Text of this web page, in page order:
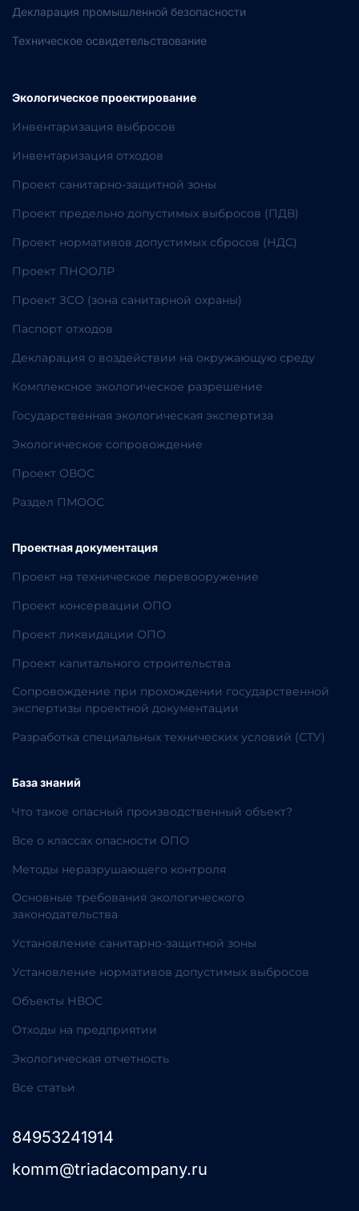
Декларация промышленной безопасности
Техническое освидетельствование
Экологическое проектирование
Инвентаризация выбросов
Инвентаризация отходов
Проект санитарно-защитной зоны
Проект предельно допустимых выбросов (ПДВ)
Проект нормативов допустимых сбросов (НДС)
Проект ПНООЛР
Проект ЗСО (зона санитарной охраны)
Паспорт отходов
Декларация о воздействии на окружающую среду
Комплексное экологическое разрешение
Государственная экологическая экспертиза
Экологическое сопровождение
Проект ОВОС
Раздел ПМООС
Проектная документация
Проект на техническое перевооружение
Проект консервации ОПО
Проект ликвидации ОПО
Проект капитального строительства
Сопровождение при прохождении государственной
экспертизы проектной документации
Разработка специальных технических условий (СТУ)
База знаний
Что такое опасный производственный объект?
Все о классах опасности ОПО
Методы неразрушающего контроля
Основные требования экологического
законодательства
Установление санитарно-защитной зоны
Установление нормативов допустимых выбросов
Объекты НВОС
Отходы на предприятии
Экологическая отчетность
Все статьи
84953241914
komm@triadacompany.ru